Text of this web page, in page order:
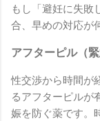
もし「避妊に失敗
合、早めの対応が
アフターピル（
性交渉から時間が
るアフターピルが
娠を防ぐ薬です。